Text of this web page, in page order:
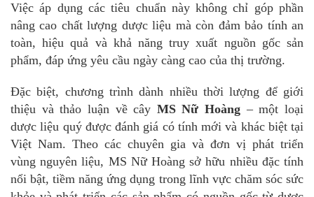
Việc áp dụng các tiêu chuẩn này không chỉ góp phần
nâng cao chất lượng dược liệu mà còn đảm bảo tính an
toàn, hiệu quả và khả năng truy xuất nguồn gốc sản
phẩm, đáp ứng yêu cầu ngày càng cao của thị trường.
Đặc biệt, chương trình dành nhiều thời lượng để giới
thiệu và thảo luận về cây MS Nữ Hoàng – một loại
dược liệu quý được đánh giá có tính mới và khác biệt tại
Việt Nam. Theo các chuyên gia và đơn vị phát triển
vùng nguyên liệu, MS Nữ Hoàng sở hữu nhiều đặc tính
nổi bật, tiềm năng ứng dụng trong lĩnh vực chăm sóc sức